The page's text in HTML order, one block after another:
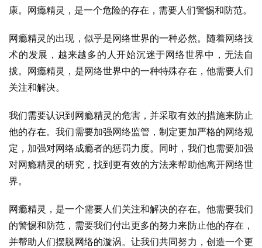
康。网瘾精灵，是一个危险的存在，需要人们警惕和防范。
网瘾精灵的出现，似乎是网络世界的一种必然。随着网络技
术的发展，越来越多的人开始沉迷于网络世界中，无法自
拔。网瘾精灵，是网络世界中的一种特殊存在，他需要人们
关注和解决。
我们需要认识到网瘾精灵的危害，并采取有效的措施来防止
他的存在。我们需要加强网络监管，制定更加严格的网络规
定，加强对网络成瘾者的惩罚力度。同时，我们也需要加强
对网瘾精灵的研究，找到更有效的方法来帮助他离开网络世
界。
网瘾精灵，是一个需要人们关注和解决的存在。他需要我们
的警惕和防范，需要我们付出更多的努力来防止他的存在，
并帮助人们摆脱网络的漩涡。让我们共同努力，创造一个更